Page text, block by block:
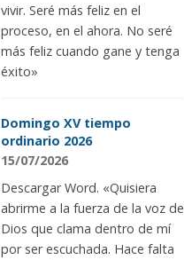
vivir. Seré más feliz en el
proceso, en el ahora. No seré
más feliz cuando gane y tenga
éxito»
Domingo XV tiempo
ordinario 2026
15/07/2026
Descargar Word. «Quisiera
abrirme a la fuerza de la voz de
Dios que clama dentro de mí
por ser escuchada. Hace falta